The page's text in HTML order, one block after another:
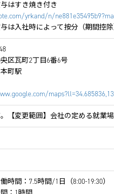
はすき焼き付き
yrkand/n/
は入社時によって按分（期間控除
区瓦町2丁目6番6号
町駅
【変更範囲】会社の定める就業
時間：7.5時間/1日（8:00-19:30）